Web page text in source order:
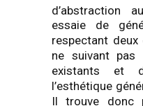
d’abstraction
essaie de
respectant deux
ne suivant pas
existants et
l’esthétique
Il trouve donc